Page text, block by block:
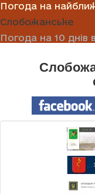
Погода на
Слобожанське
Погода на 10 днів